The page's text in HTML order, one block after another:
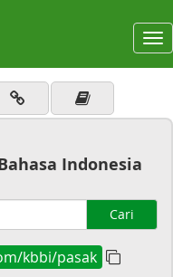
Indonesia
Cari
kbbi/pasak